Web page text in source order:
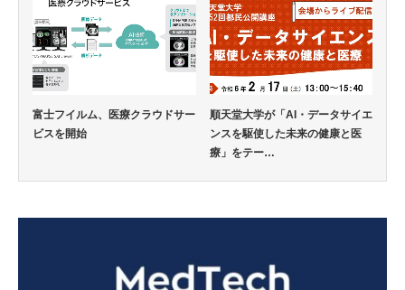
富士フイルム、医療クラウドサー
ビスを開始
順天堂大学が「AI・データサイエ
ンスを駆使した未来の健康と医
療」をテー…